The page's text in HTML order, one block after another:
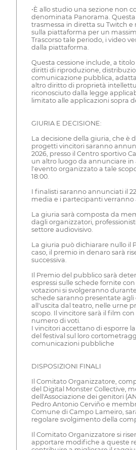
•È allo studio una sezione non
denominata Panorama. Questa
trasmessa in diretta su Twitch e
sulla piattaforma per un
Trascorso tale periodo, i video
dalla piattaforma.
Questa cessione include, a
diritti di riproduzione,
comunicazione pubblica,
altro diritto di proprietà
riconosciuto dalla legge
limitato alle applicazioni sopra
GIURIA E DECISIONE:
La decisione della giuria, che è
progetti vincitori saranno
2026, presso il Centro sportivo
un altro luogo da annunciare
l'evento organizzato a tale
18:00.
I finalisti saranno annunciati il
media e i partecipanti verranno
La giuria sarà composta da
dagli organizzatori,
settore audiovisivo.
La giuria può dichiarare nullo il
caso, il premio in denaro sarà
successiva.
Il Premio del pubblico sarà
espressi sulle schede fornite
votazioni si svolgeranno
schede saranno presentate
all'uscita dal teatro, nelle urne
scopo. Il vincitore sarà il film
numero di voti.
I vincitori accettano di esporre
del festival sul loro
comunicazioni pubbliche
DISPOSIZIONI FINALI
Il Comitato Organizzatore,
del Digital Monster Collective,
dell'Associazione dei genitori
Pedro Antonio Cerviño e
Comune di Campo Lameiro,
regolare svolgimento della
Il Comitato Organizzatore si
apportare modifiche a queste